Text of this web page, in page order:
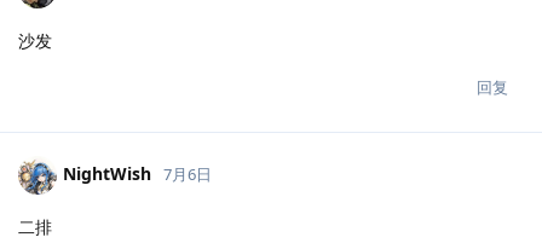
沙发
回复
NightWish 7月6日
二排